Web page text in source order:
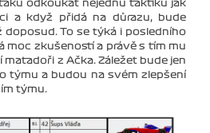
odkoukat nejednu taktiku jak
a když přidá na důrazu, bude
To se týká i posledního
moc zkušeností a právě s tím mu
z Ačka. Záležet bude jen
týmu a budou na svém zlepšení
týmu.